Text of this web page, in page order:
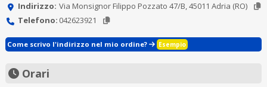
Indirizzo: Via Monsignor Filippo Pozzato 47/B, 45011 Adria (RO)
Telefono: 042623921
Come scrivo l'indirizzo nel mio ordine? Esempio
Orari